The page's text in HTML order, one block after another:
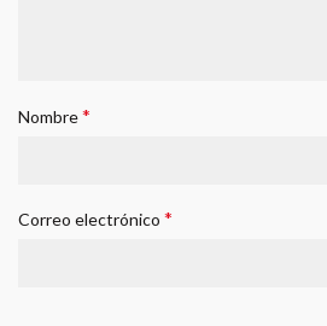
Nombre*
Correo electrónico *